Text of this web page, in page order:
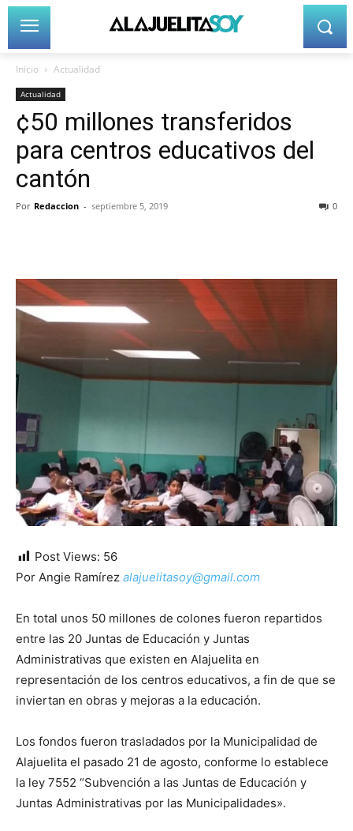
Inicio Actualidad
Actualidad
¢50 millones transferidos
para centros educativos del
cantón
Por Redaccion - septiembre 5, 2019 0
Post Views: 56
Por Angie Ramírez alajuelitasoy@gmail.com
En total unos 50 millones de colones fueron repartidos
entre las 20 Juntas de Educación y Juntas
Administrativas que existen en Alajuelita en
representación de los centros educativos, a fin de que se
inviertan en obras y mejoras a la educación.
Los fondos fueron trasladados por la Municipalidad de
Alajuelita el pasado 21 de agosto, conforme lo establece
la ley 7552 “Subvención a las Juntas de Educación y
Juntas Administrativas por las Municipalidades».